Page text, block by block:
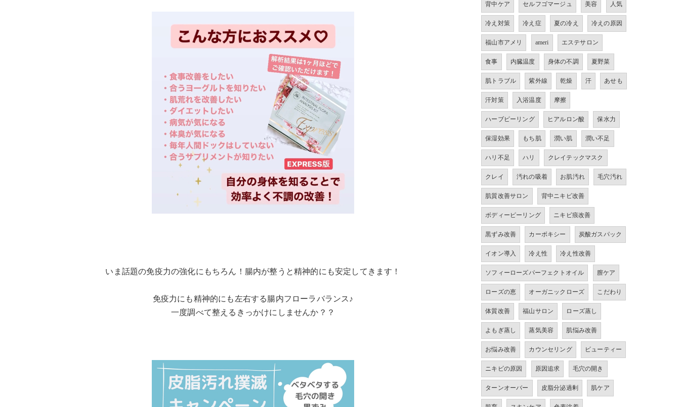
いま話題の免疫力の強化にもちろん！腸内が整うと精神的にも安定してきます！
免疫力にも精神的にも左右する腸内フローラバランス♪
一度調べて整えるきっかけにしませんか？？
背中ケア セルフゴマージュ 美容 人気
冷え対策 冷え症 夏の冷え 冷えの原因
福山市アメリ ameri エステサロン
食事 内臓温度 身体の不調 夏野菜
肌トラブル 紫外線 乾燥 汗 あせも
汗対策 入浴温度 摩擦
ハーブピーリング ヒアルロン酸 保水力
保湿効果 もち肌 潤い肌 潤い不足
ハリ不足 ハリ クレイテックマスク
クレイ 汚れの吸着 お肌汚れ 毛穴汚れ
肌質改善サロン 背中ニキビ改善
ボディーピーリング ニキビ痕改善
黒ずみ改善 カーボキシー 炭酸ガスパック
イオン導入 冷え性 冷え性改善
ソフィーローズパーフェクトオイル 膣ケア
ローズの恵 オーガニックローズ こだわり
体質改善 福山サロン ローズ蒸し
よもぎ蒸し 蒸気美容 肌悩み改善
お悩み改善 カウンセリング ビューティー
ニキビの原因 原因追求 毛穴の開き
ターンオーバー 皮脂分泌過剰 肌ケア